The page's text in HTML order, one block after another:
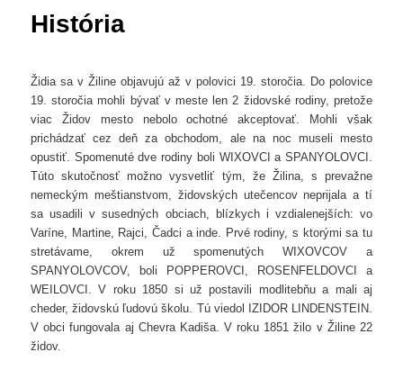
História
Židia sa v Žiline objavujú až v polovici 19. storočia. Do polovice
19. storočia mohli bývať v meste len 2 židovské rodiny, pretože
viac Židov mesto nebolo ochotné akceptovať. Mohli však
prichádzať cez deň za obchodom, ale na noc museli mesto
opustiť. Spomenuté dve rodiny boli WIXOVCI a SPANYOLOVCI.
Túto skutočnosť možno vysvetliť tým, že Žilina, s prevažne
nemeckým meštianstvom, židovských utečencov neprijala a tí
sa usadili v susedných obciach, blízkych i vzdialenejších: vo
Varíne, Martine, Rajci, Čadci a inde. Prvé rodiny, s ktorými sa tu
stretávame, okrem už spomenutých WIXOVCOV a
SPANYOLOVCOV, boli POPPEROVCI, ROSENFELDOVCI a
WEILOVCI. V roku 1850 si už postavili modlitebňu a mali aj
cheder, židovskú ľudovú školu. Tú viedol IZIDOR LINDENSTEIN.
V obci fungovala aj Chevra Kadiša. V roku 1851 žilo v Žiline 22
židov.